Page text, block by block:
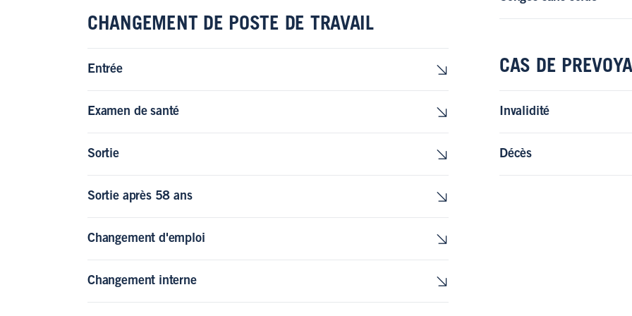
CHANGEMENT DE POSTE DE TRAVAIL
Entrée
Examen de santé
Sortie
Sortie après 58 ans
Changement d'emploi
Changement interne
CAS DE
Invalidité
Décès